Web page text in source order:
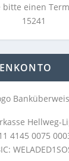
bitte einen
15241
Hellweg-
4145 0075